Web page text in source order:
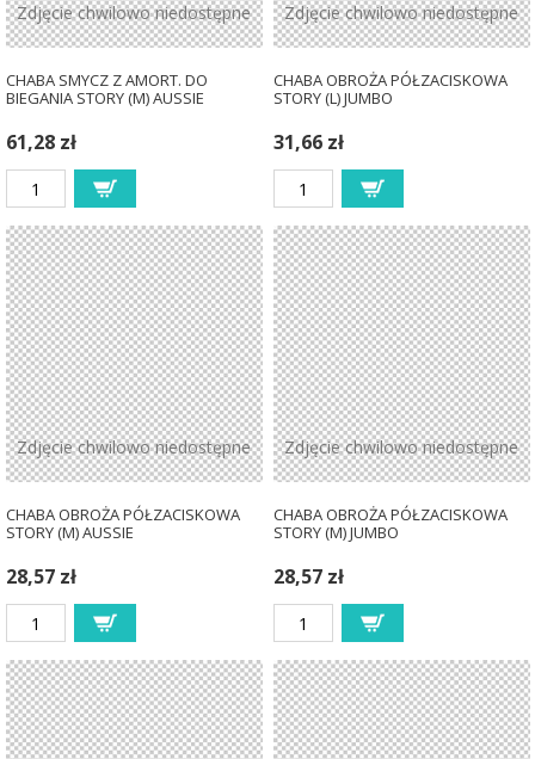
Zdjęcie chwilowo niedostępne
CHABA SMYCZ Z AMORT. DO
BIEGANIA STORY (M) AUSSIE
61,28 zł
Zdjęcie chwilowo niedostępne
CHABA OBROŻA PÓŁZACISKOWA
STORY (L) JUMBO
31,66 zł
Zdjęcie chwilowo niedostępne
CHABA OBROŻA PÓŁZACISKOWA
STORY (M) AUSSIE
28,57 zł
Zdjęcie chwilowo niedostępne
CHABA OBROŻA PÓŁZACISKOWA
STORY (M) JUMBO
28,57 zł